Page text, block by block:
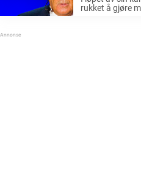
rukket å gjøre